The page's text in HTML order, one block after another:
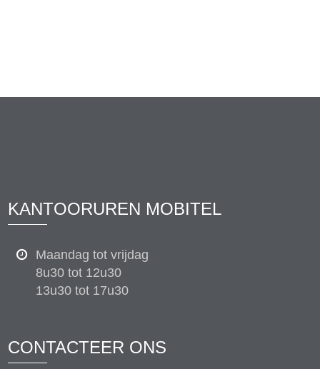
KANTOORUREN MOBITEL
Maandag tot vrijdag
8u30 tot 12u30
13u30 tot 17u30
CONTACTEER ONS